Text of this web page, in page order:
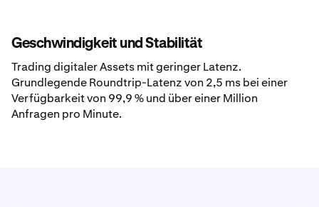
Geschwindigkeit und Stabilität
Trading digitaler Assets mit geringer Latenz.
Grundlegende Roundtrip-Latenz von 2,5 ms bei einer
Verfügbarkeit von 99,9 % und über einer Million
Anfragen pro Minute.